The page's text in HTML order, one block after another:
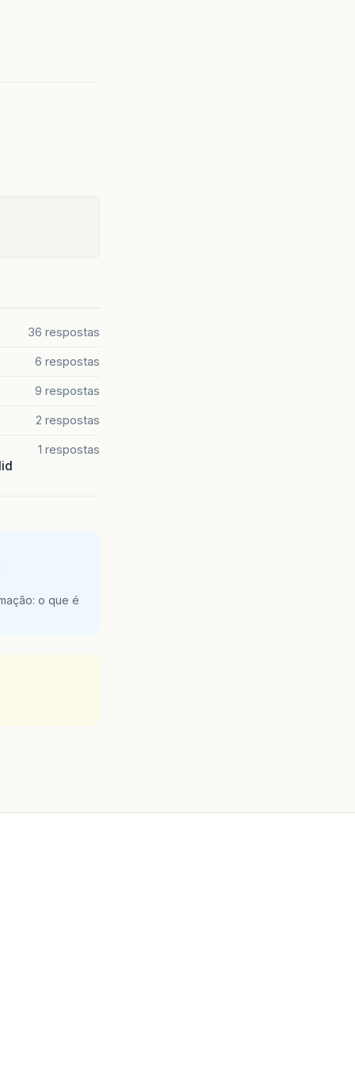
36 respostas
6 respostas
9 respostas
2 respostas
1 respostas
o que é